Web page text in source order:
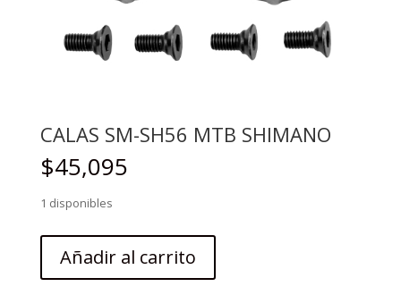
CALAS SM-SH56 MTB SHIMANO
$45,095
1 disponibles
SM-
SH56
Añadir al carrito